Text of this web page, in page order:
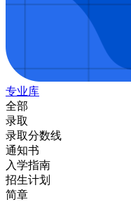
专业库
全部
录取
录取分数线
通知书
入学指南
招生计划
简章